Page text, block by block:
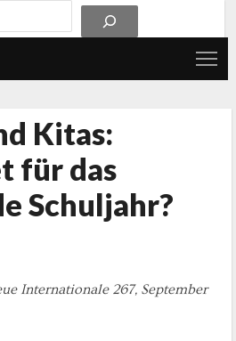
Kitas:
für das
Schuljahr?
Internationale 267, September